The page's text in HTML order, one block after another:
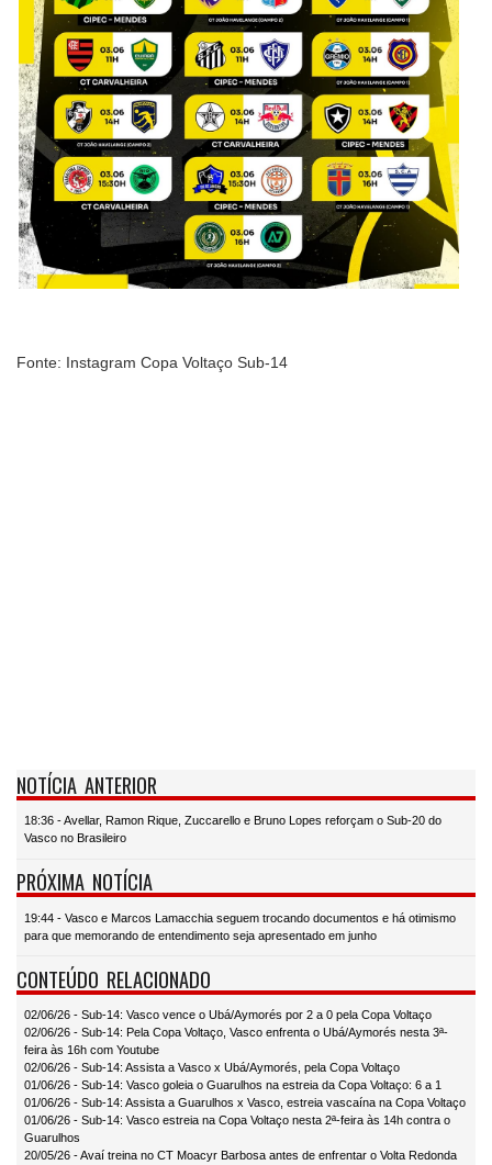
Fonte: Instagram Copa Voltaço Sub-14
NOTÍCIA ANTERIOR
18:36 - Avellar, Ramon Rique, Zuccarello e Bruno Lopes reforçam o Sub-20 do
Vasco no Brasileiro
PRÓXIMA NOTÍCIA
19:44 - Vasco e Marcos Lamacchia seguem trocando documentos e há otimismo
para que memorando de entendimento seja apresentado em junho
CONTEÚDO RELACIONADO
02/06/26 - Sub-14: Vasco vence o Ubá/Aymorés por 2 a 0 pela Copa Voltaço
02/06/26 - Sub-14: Pela Copa Voltaço, Vasco enfrenta o Ubá/Aymorés nesta 3ª-
feira às 16h com Youtube
02/06/26 - Sub-14: Assista a Vasco x Ubá/Aymorés, pela Copa Voltaço
01/06/26 - Sub-14: Vasco goleia o Guarulhos na estreia da Copa Voltaço: 6 a 1
01/06/26 - Sub-14: Assista a Guarulhos x Vasco, estreia vascaína na Copa Voltaço
01/06/26 - Sub-14: Vasco estreia na Copa Voltaço nesta 2ª-feira às 14h contra o
Guarulhos
20/05/26 - Avaí treina no CT Moacyr Barbosa antes de enfrentar o Volta Redonda